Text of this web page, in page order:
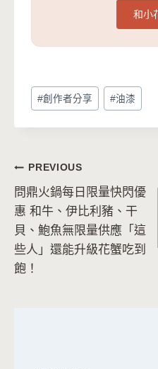
和小
Post
Tags:
#創作者分享 #油漆
文
章
導
覽
PREVIOUS
問鼎火鍋每日限量快閃優
惠 和牛、伊比利豬、干
貝、鮑魚無限量供應「這
些人」還能升級花蟹吃到
飽！